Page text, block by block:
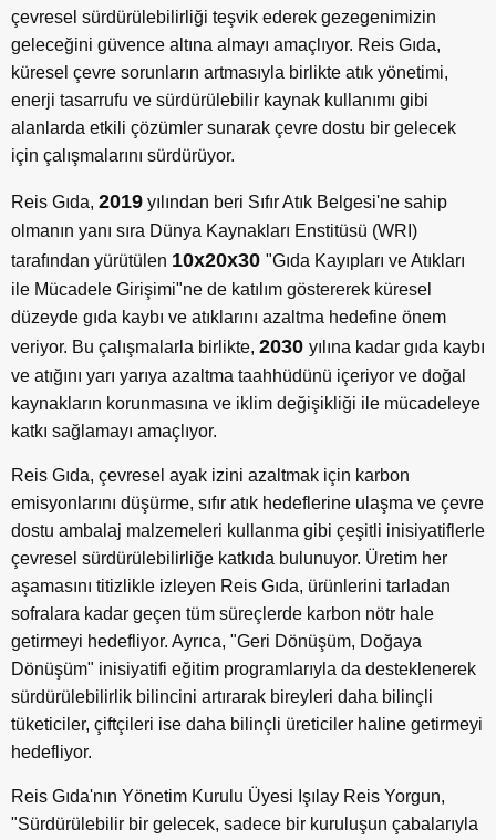
çevresel sürdürülebilirliği teşvik ederek gezegenimizin
geleceğini güvence altına almayı amaçlıyor. Reis Gıda,
küresel çevre sorunların artmasıyla birlikte atık yönetimi,
enerji tasarrufu ve sürdürülebilir kaynak kullanımı gibi
alanlarda etkili çözümler sunarak çevre dostu bir gelecek
için çalışmalarını sürdürüyor.
Reis Gıda, 2019 yılından beri Sıfır Atık Belgesi'ne sahip
olmanın yanı sıra Dünya Kaynakları Enstitüsü (WRI)
tarafından yürütülen 10x20x30 "Gıda Kayıpları ve Atıkları
ile Mücadele Girişimi"ne de katılım göstererek küresel
düzeyde gıda kaybı ve atıklarını azaltma hedefine önem
veriyor. Bu çalışmalarla birlikte, 2030 yılına kadar gıda kaybı
ve atığını yarı yarıya azaltma taahhüdünü içeriyor ve doğal
kaynakların korunmasına ve iklim değişikliği ile mücadeleye
katkı sağlamayı amaçlıyor.
Reis Gıda, çevresel ayak izini azaltmak için karbon
emisyonlarını düşürme, sıfır atık hedeflerine ulaşma ve çevre
dostu ambalaj malzemeleri kullanma gibi çeşitli inisiyatiflerle
çevresel sürdürülebilirliğe katkıda bulunuyor. Üretim her
aşamasını titizlikle izleyen Reis Gıda, ürünlerini tarladan
sofralara kadar geçen tüm süreçlerde karbon nötr hale
getirmeyi hedefliyor. Ayrıca, "Geri Dönüşüm, Doğaya
Dönüşüm" inisiyatifi eğitim programlarıyla da desteklenerek
sürdürülebilirlik bilincini artırarak bireyleri daha bilinçli
tüketiciler, çiftçileri ise daha bilinçli üreticiler haline getirmeyi
hedefliyor.
Reis Gıda'nın Yönetim Kurulu Üyesi Işılay Reis Yorgun,
"Sürdürülebilir bir gelecek, sadece bir kuruluşun çabalarıyla